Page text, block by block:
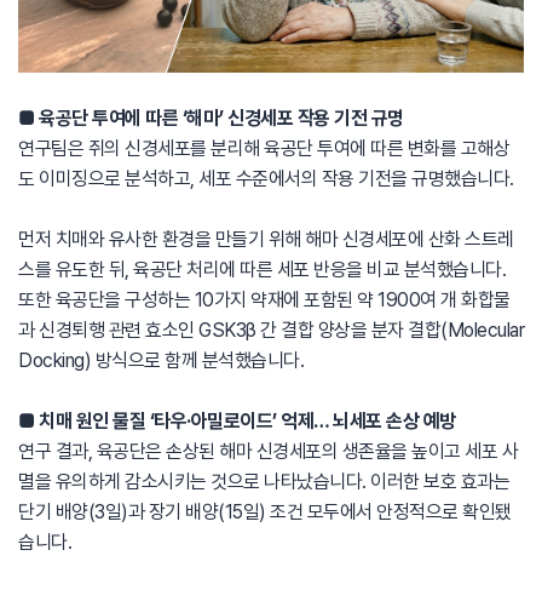
■ 육공단 투여에 따른 ‘해마’ 신경세포 작용 기전 규명
연구팀은 쥐의 신경세포를 분리해 육공단 투여에 따른 변화를 고해상
도 이미징으로 분석하고, 세포 수준에서의 작용 기전을 규명했습니다.
먼저 치매와 유사한 환경을 만들기 위해 해마 신경세포에 산화 스트레
스를 유도한 뒤, 육공단 처리에 따른 세포 반응을 비교 분석했습니다.
또한 육공단을 구성하는 10가지 약재에 포함된 약 1900여 개 화합물
과 신경퇴행 관련 효소인 GSK3β 간 결합 양상을 분자 결합(Molecular
Docking) 방식으로 함께 분석했습니다.
■ 치매 원인 물질 ‘타우·아밀로이드’ 억제… 뇌세포 손상 예방
연구 결과, 육공단은 손상된 해마 신경세포의 생존율을 높이고 세포 사
멸을 유의하게 감소시키는 것으로 나타났습니다. 이러한 보호 효과는
단기 배양(3일)과 장기 배양(15일) 조건 모두에서 안정적으로 확인됐
습니다.